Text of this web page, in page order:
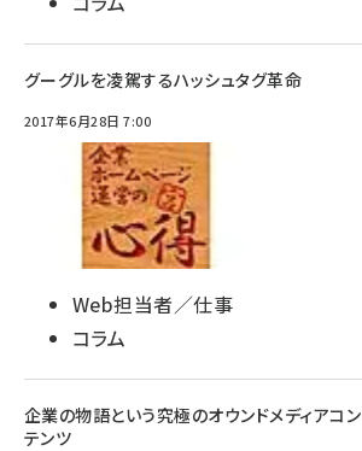
グーグルを凌駕するハッシュタグ革命
2017年6月28日 7:00
Web担当者／仕事
コラム
企業の物語という究極のオウンドメディアコン
テンツ